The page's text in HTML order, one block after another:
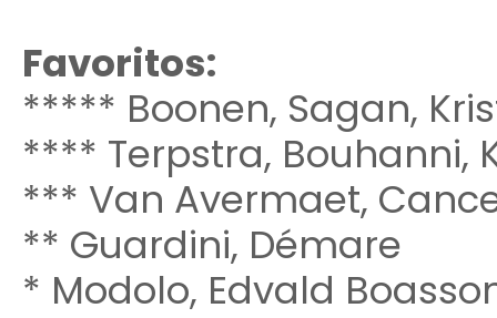
Favoritos:
***** Boonen, Sagan,
**** Terpstra, Bouhanni,
*** Van Avermaet,
** Guardini, Démare
* Modolo, Edvald